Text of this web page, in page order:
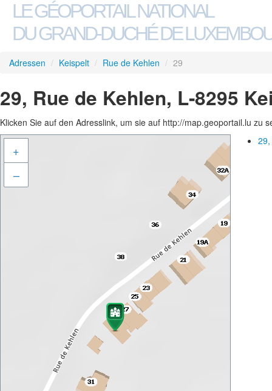
LE GÉOPORTAIL NATIONAL
DU GRAND-DUCHÉ DE
Adressen / Keispelt / Rue de Kehlen / 29
29, Rue de Kehlen, L-8295
Klicken Sie auf den Adresslink, um sie auf http://map.geoportail.lu zu
+
–